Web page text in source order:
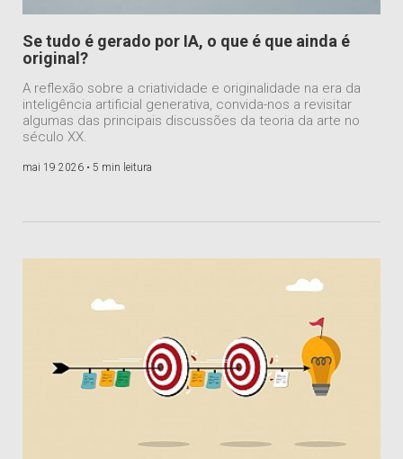
Se tudo é gerado por IA, o que é que ainda é
original?
A reflexão sobre a criatividade e originalidade na era da
inteligência artificial generativa, convida-nos a revisitar
algumas das principais discussões da teoria da arte no
século XX.
mai 19 2026 • 5 min leitura